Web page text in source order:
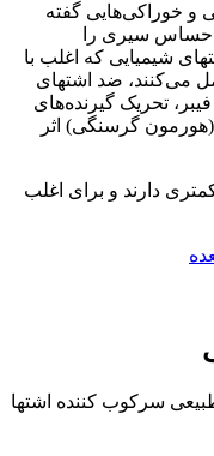
و خوراکی‌هایی گفته
سیری را
شیمیایی که اغلب با
می‌کنند، ضد اشتهای
تحریک گیرنده‌های
گرسنگی) اثر
دارند و برای اغلب
سرکوب‌ کننده اشتها